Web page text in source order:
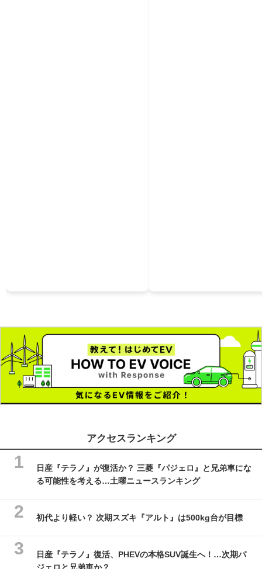
アクセスランキング
日産『テラノ』が復活か？ 三菱『パジェロ』と兄弟車にな
る可能性を考える…土曜ニュースランキング
初代より軽い？ 次期スズキ『アルト』は500kg台が目標
日産『テラノ』復活、PHEVの本格SUV誕生へ！…次期パ